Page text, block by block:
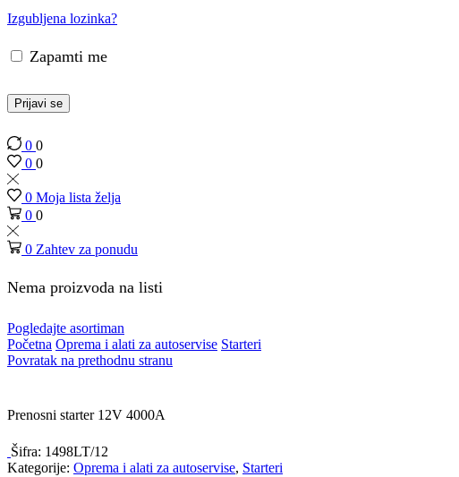
Izgubljena lozinka?
Zapamti me
Prijavi se
0 0
0 0
0 Moja lista želja
0 0
0 Zahtev za ponudu
Nema proizvoda na listi
Pogledajte asortiman
Početna Oprema i alati za autoservise Starteri
Povratak na prethodnu stranu
Prenosni starter 12V 4000A
Šifra: 1498LT/12
Kategorije: Oprema i alati za autoservise, Starteri